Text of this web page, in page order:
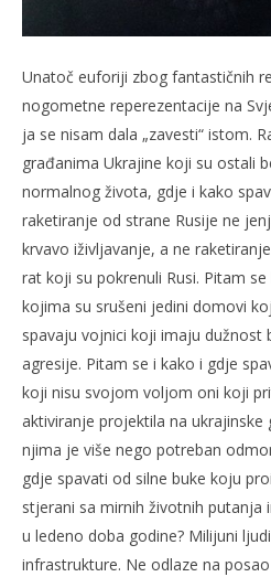
Unatoč euforiji zbog fantastičnih
nogometne reperezentacije na
ja se nisam dala „zavesti“ istom.
građanima Ukrajine koji su ostali
normalnog života, gdje i kako
raketiranje od strane Rusije ne
krvavo iživljavanje, a ne
rat koji su pokrenuli Rusi. Pitam
kojima su srušeni jedini domovi
spavaju vojnici koji imaju dužnost
agresije. Pitam se i kako i gdje
koji nisu svojom voljom oni koji
aktiviranje projektila na ukrajinske
njima je više nego potreban
gdje spavati od silne buke koju
stjerani sa mirnih životnih
u ledeno doba godine? Milijuni
infrastrukture. Ne odlaze na